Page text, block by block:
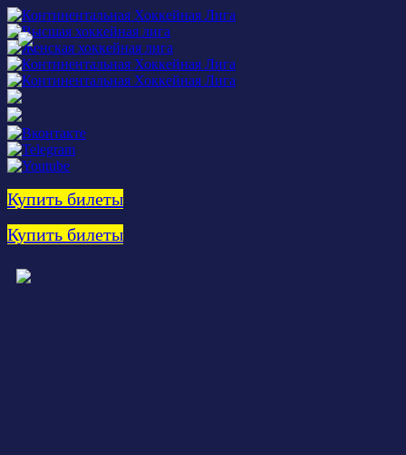
Купить билеты
Купить билеты